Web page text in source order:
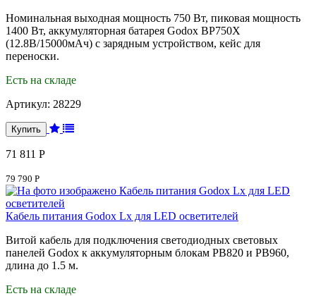
Номинальная выходная мощность 750 Вт, пиковая мощность
1400 Вт, аккумуляторная батарея Godox BP750X
(12.8В/15000мАч) с зарядным устройством, кейс для
переноски.
Есть на складе
Артикул: 28229
71 811 Р
79 790 Р
Кабель питания Godox Lx для LED осветителей
Витой кабель для подключения светодиодных световых
панелей Godox к аккумуляторным блокам PB820 и PB960,
длина до 1.5 м.
Есть на складе